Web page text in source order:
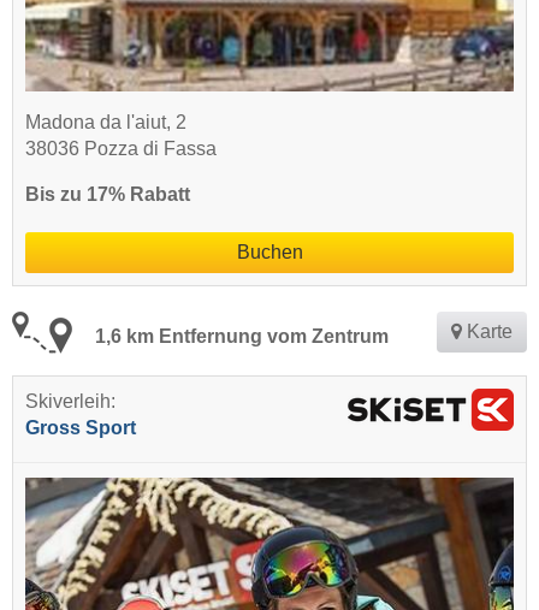
Madona da l'aiut, 2
38036 Pozza di Fassa
Bis zu 17% Rabatt
Buchen
1,6 km Entfernung vom Zentrum Karte
Skiverleih:
Gross Sport